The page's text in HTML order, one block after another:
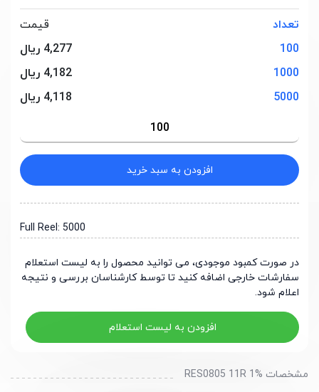
تعداد
قیمت
100
4,277 ریال
1000
4,182 ریال
5000
4,118 ریال
افزودن به سبد خرید
Full Reel: 5000
در صورت کمبود موجودی، می توانید محصول را به لیست استعلام
سفارشات خارجی اضافه کنید تا توسط کارشناسان بررسی و نتیجه
اعلام شود.
افزودن به لیست استعلام
مشخصات RES0805 11R 1%